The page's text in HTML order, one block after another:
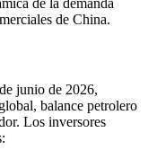
de la demanda
de China.
junio de 2026,
balance petrolero
Los inversores